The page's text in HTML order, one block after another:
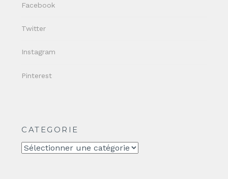
Facebook
Twitter
Instagram
Pinterest
CATEGORIE
CATEGORIE